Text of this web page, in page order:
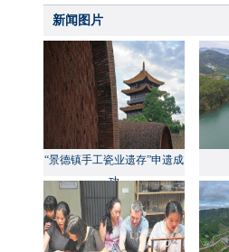
新闻图片
“景德镇手工瓷业遗存”申遗成
功